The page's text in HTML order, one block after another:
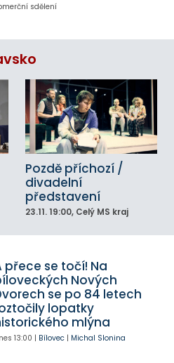
sdělení
Pozdě příchozí /
divadelní
představení
23.11. 19:00, Celý MS kraj
přece se točí! Na
Nových
se po 84 letech
lopatky
mlýna
13:00 | Bílovec| Michal Slonina